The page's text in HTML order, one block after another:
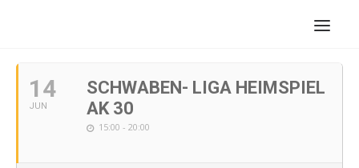
14
JUN
SCHWABEN- LIGA HEIMSPIEL
AK 30
15:00 - 20:00